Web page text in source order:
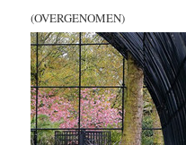
(OVERGENOMEN)